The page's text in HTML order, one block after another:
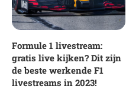
Formule 1 livestream:
gratis live kijken? Dit zijn
de beste werkende F1
livestreams in 2023!